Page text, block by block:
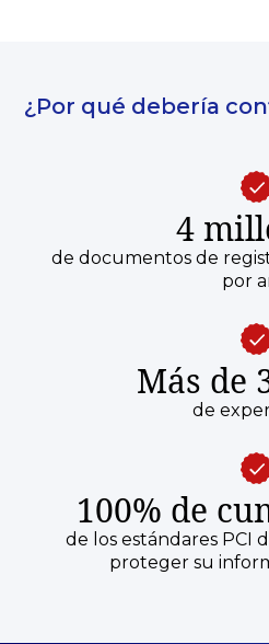
¿Por qué debería
4
de documentos de
por
Más de
de
100% de
de los estándares PCI
proteger su